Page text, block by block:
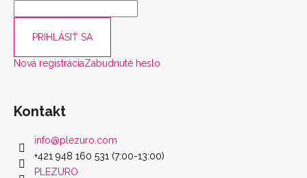
PRIHLÁSIŤ SA
Nová registráciaZabudnuté heslo
Kontakt
info@plezuro.com
+421 948 160 531 (7:00-13:00)
PLEZURO